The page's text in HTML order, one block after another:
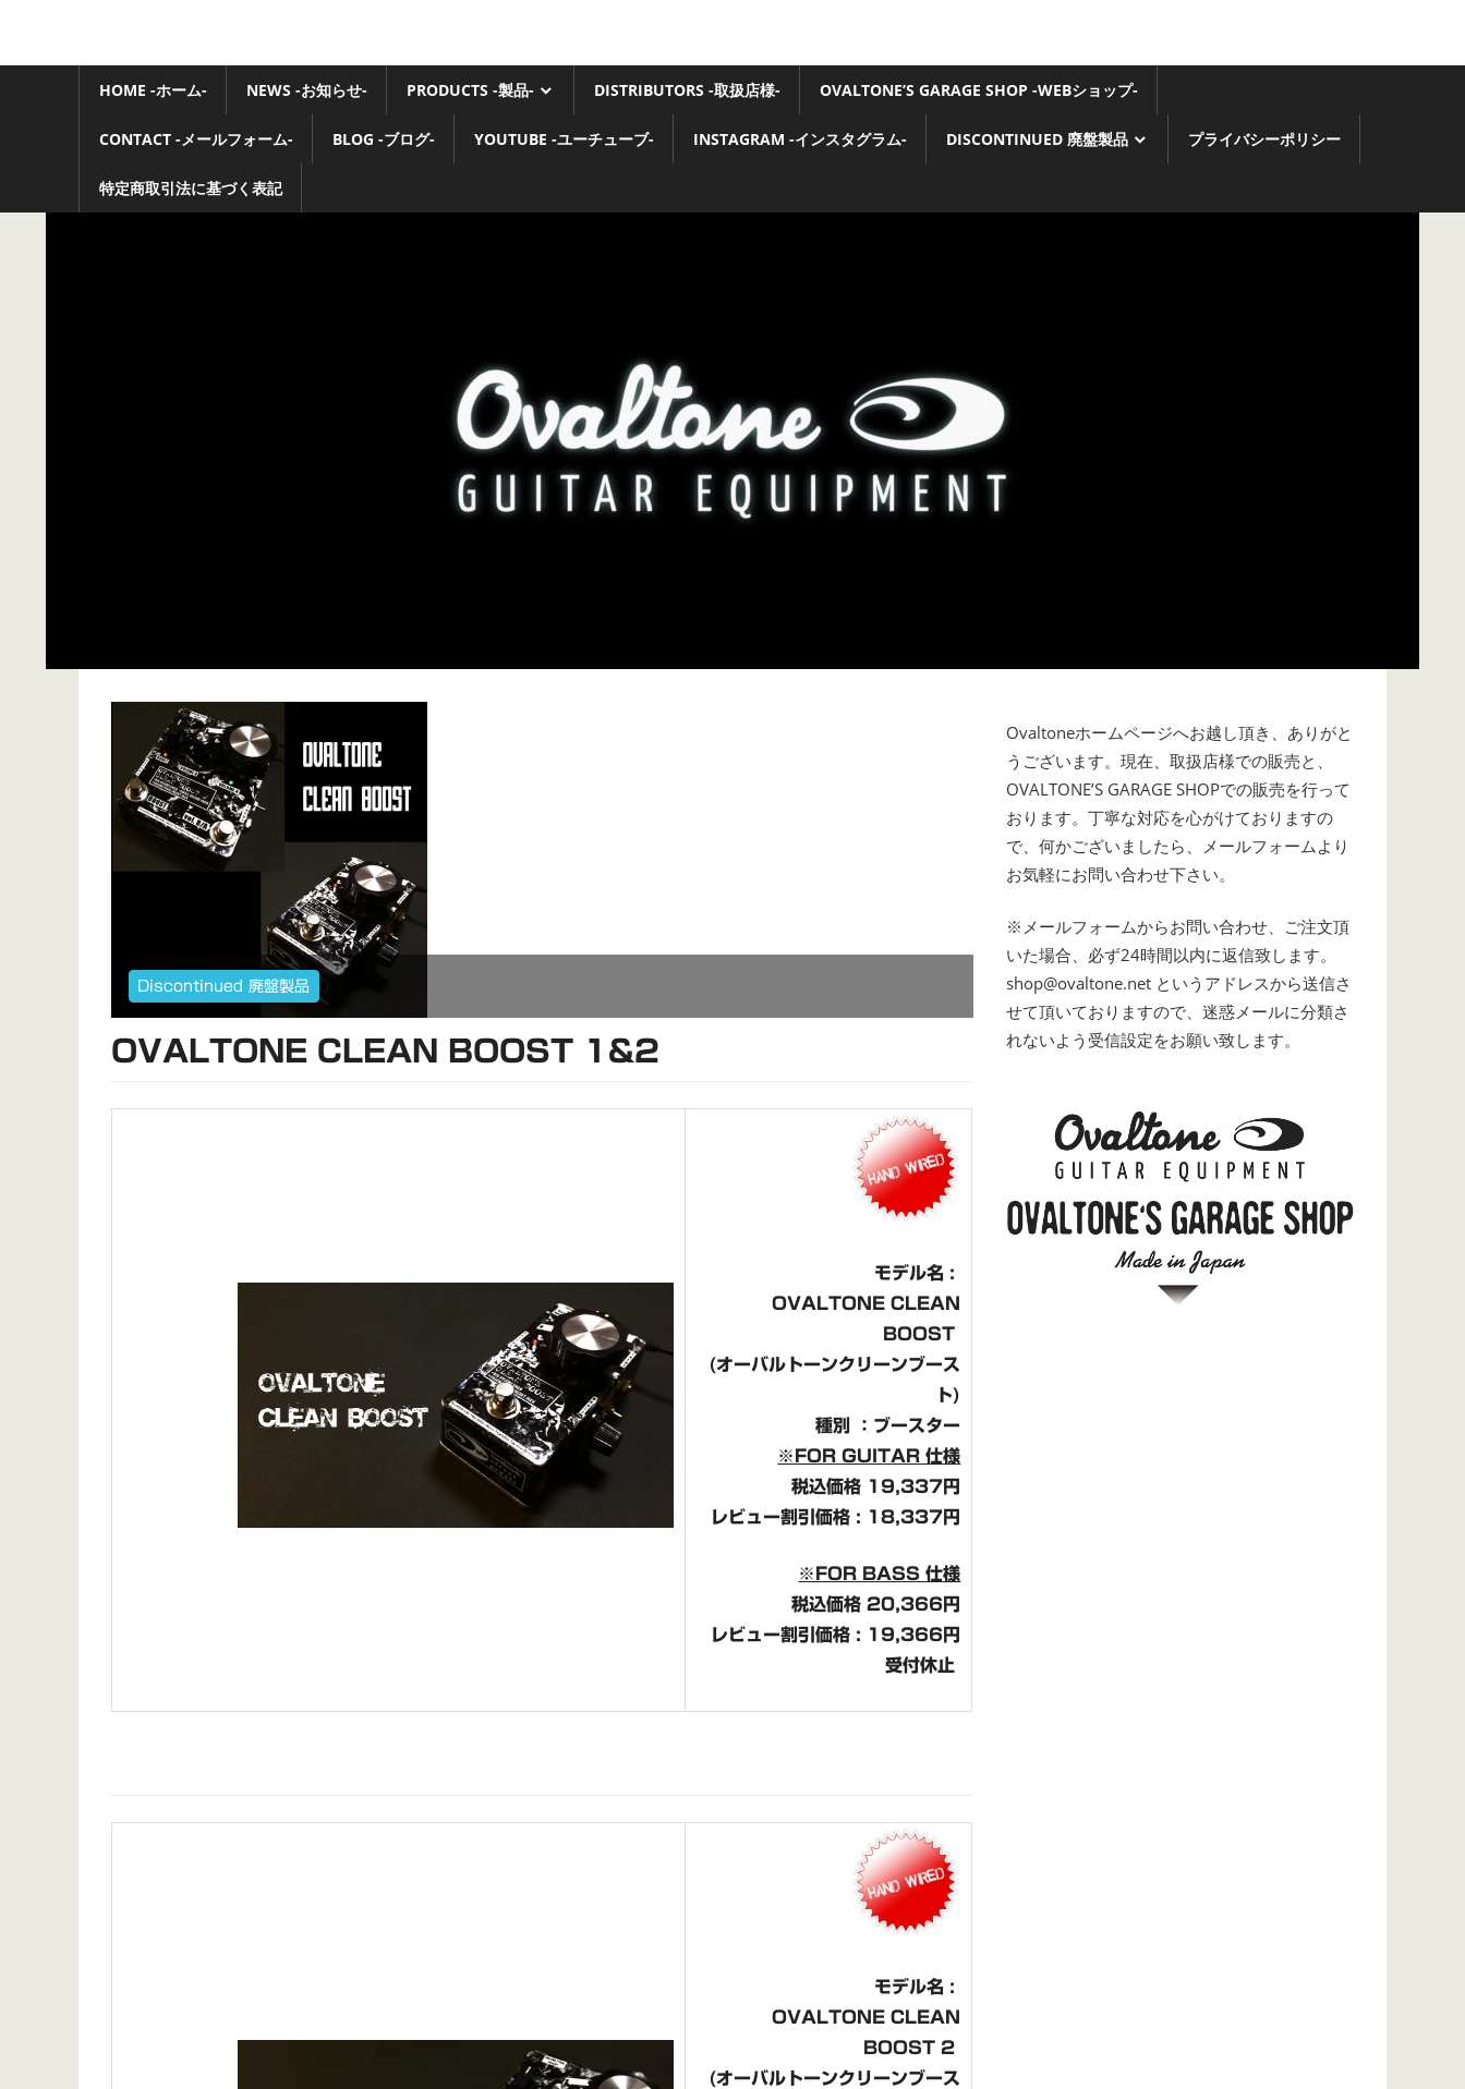
テ
キ
Ovaltone
handmade
effect
HOME -ホーム- NEWS -お知らせ- PRODUCTS -製品- DISTRIBUTORS -取扱店様- OVALTONE’S GARAGE SHOP -WEBショップ-
CONTACT -メールフォーム- BLOG -ブログ- YOUTUBE -ユーチューブ- INSTAGRAM -インスタグラム- DISCONTINUED 廃盤製品 プライバシーポリシー
特定商取引法に基づく表記
Discontinued 廃盤製品
OVALTONE CLEAN BOOST 1&2
モデル名 :
OVALTONE CLEAN
BOOST
(オーバルトーンクリーンブース
ト)
種別 ：ブースター
※FOR GUITAR 仕様
税込価格 19,337円
レビュー割引価格 : 18,337円
※FOR BASS 仕様
税込価格 20,366円
レビュー割引価格 : 19,366 円
受付休止
モデル名 :
OVALTONE CLEAN
BOOST 2
(オーバルトーンクリーンブース
Ovaltoneホームページへお越し頂き、ありがと
うございます。現在、取扱店様での販売と、
OVALTONE’S GARAGE SHOPでの販売を行って
おります。丁寧な対応を心がけておりますの
で、何かございましたら、メールフォームより
お気軽にお問い合わせ下さい。
※メールフォームからお問い合わせ、ご注文頂
いた場合、必ず24時間以内に返信致します。
shop@ovaltone.net というアドレスから送信さ
せて頂いておりますので、迷惑メールに分類さ
れないよう受信設定をお願い致します。